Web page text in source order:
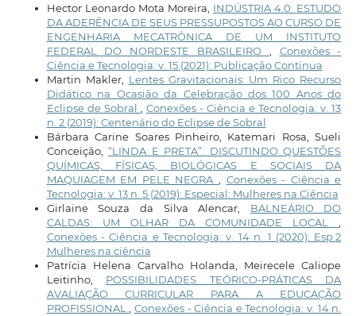
Hector Leonardo Mota Moreira, INDÚSTRIA 4.0: ESTUDO
DA ADERÊNCIA DE SEUS PRESSUPOSTOS AO CURSO DE
ENGENHARIA MECATRÔNICA DE UM INSTITUTO
FEDERAL DO NORDESTE BRASILEIRO
Conexões -
Ciência e Tecnologia: v. 15 (2021): Publicação Contínua
Martin Makler, Lentes Gravitacionais: Um Rico Recurso
Didático na Ocasião da Celebração dos 100 Anos do
Eclipse de Sobral
Conexões - Ciência e Tecnologia: v. 13
n. 2 (2019): Centenário do Eclipse de Sobral
Bárbara Carine Soares Pinheiro, Katemari Rosa, Sueli
Conceição,“LINDA E PRETA”: DISCUTINDO QUESTÕES
QUÍMICAS, FÍSICAS, BIOLÓGICAS E SOCIAIS DA
MAQUIAGEM EM PELE NEGRA
Conexões - Ciência e
Tecnologia: v. 13 n. 5 (2019): Especial: Mulheres na Ciência
Girlaine Souza da Silva Alencar, BALNEÁRIO DO
CALDAS: UM OLHAR DA COMUNIDADE LOCAL
Conexões - Ciência e Tecnologia: v. 14 n. 1 (2020): Esp.2
Mulheres na ciência
Patrícia Helena Carvalho Holanda, Meirecele Caliope
Leitinho, POSSIBILIDADES TEÓRICO-PRÁTICAS DA
AVALIAÇÃO CURRICULAR PARA A EDUCAÇÃO
PROFISSIONAL
Conexões - Ciência e Tecnologia: v. 14 n.